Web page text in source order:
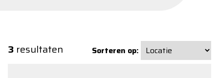
3 resultaten Sorteren op: